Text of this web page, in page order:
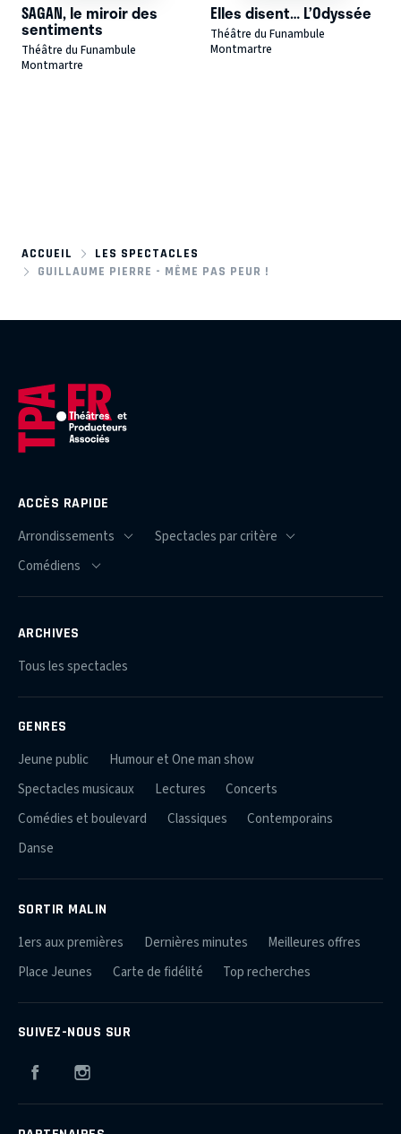
SAGAN, le miroir des
sentiments
Théâtre du Funambule
Montmartre
Elles disent… L’Odyssée
Théâtre du Funambule
Montmartre
ACCUEIL
LES SPECTACLES
GUILLAUME PIERRE - MÊME PAS PEUR !
ACCÈS RAPIDE
ARCHIVES
Tous les spectacles
GENRES
Jeune public
Humour et One man show
Spectacles musicaux
Lectures
Concerts
Comédies et boulevard
Classiques
Contemporains
Danse
SORTIR MALIN
1ers aux premières Dernières minutes
Meilleures offres
Place Jeunes
Carte de fidélité Top recherches
SUIVEZ-NOUS SUR
Facebook